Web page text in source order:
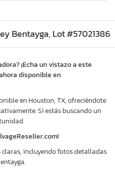
Bentayga, Lot #57021386
¡Echa un vistazo a este
disponible en
en Houston, TX, ofreciéndote
Si estás buscando un
claras, incluyendo fotos detalladas